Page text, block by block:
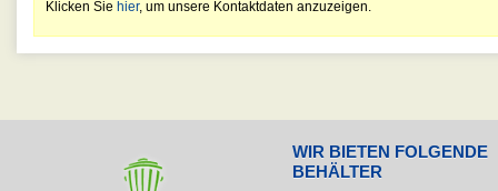
Klicken Sie hier, um unsere Kontaktdaten anzuzeigen.
WIR BIETEN FOLGENDE
BEHÄLTER